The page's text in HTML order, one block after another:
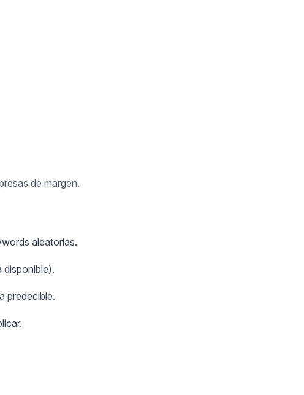
de margen.
aleatorias.
disponible).
predecible.